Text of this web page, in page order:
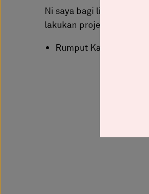
Ni saya bagi link. Korang
lakukan projek pasang
Rumput Karpet -